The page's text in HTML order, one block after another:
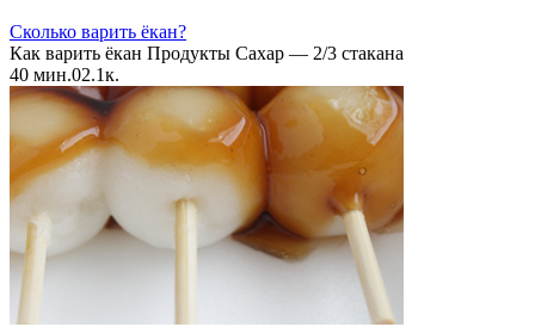
Сколько варить ёкан?
Как варить ёкан Продукты Сахар — 2/3 стакана
40 мин.02.1к.